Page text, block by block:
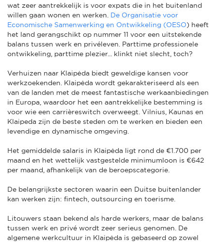
wat zeer aantrekkelijk is voor expats die in het buitenland
willen gaan wonen en werken. De Organisatie voor
Economische Samenwerking en Ontwikkeling (OESO) heeft
het land gerangschikt op nummer 11 voor een uitstekende
balans tussen werk en privéleven. Parttime professionele
ontwikkeling, parttime plezier... klinkt niet slecht, toch?
Verhuizen naar Klaipėda biedt geweldige kansen voor
werkzoekenden. Klaipėda wordt gekarakteriseerd als een
van de landen met de meest fantastische werkaanbiedingen
in Europa, waardoor het een aantrekkelijke bestemming is
voor wie een carrièreswitch overweegt. Vilnius, Kaunas en
Klaipeda zijn de beste steden om te werken en bieden een
levendige en dynamische omgeving.
Het gemiddelde salaris in Klaipėda ligt rond de €1.700 per
maand en het wettelijk vastgestelde minimumloon is €642
per maand, afhankelijk van de beroepscategorie.
De belangrijkste sectoren waarin een Duitse buitenlander
kan werken zijn: fintech, outsourcing en toerisme.
Litouwers staan bekend als harde werkers, maar de balans
tussen werk en privé wordt zeer serieus genomen. De
algemene werkcultuur in Klaipėda is gebaseerd op zowel